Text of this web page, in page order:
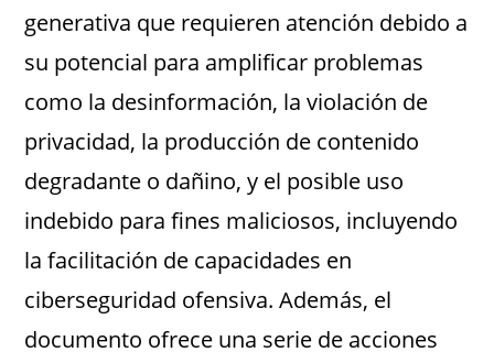
generativa que requieren atención debido a
su potencial para amplificar problemas
como la desinformación, la violación de
privacidad, la producción de contenido
degradante o dañino, y el posible uso
indebido para fines maliciosos, incluyendo
la facilitación de capacidades en
ciberseguridad ofensiva. Además, el
documento ofrece una serie de acciones